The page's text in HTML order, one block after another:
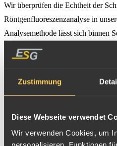
Zustimmung
Diese Webseite verwendet
Wir verwenden Cookies, um
Wir überprüfen die Echtheit der
Röntgenfluoreszenzanalyse in
Analysemethode lässt sich binnen
Edelmetallzusammensetzung genau
wir als Scheideanstalt
Schmucks interessiert sind.